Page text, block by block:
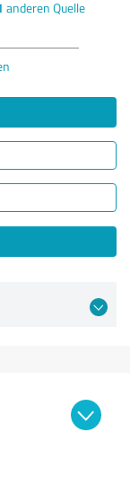
anderen Quelle